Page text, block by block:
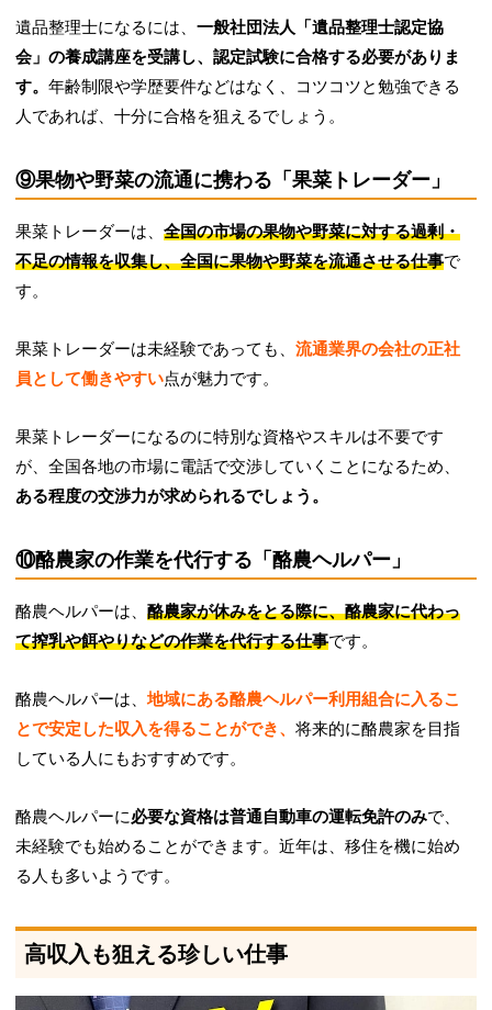
遺品整理士になるには、一般社団法人「遺品整理士認定協
会」の養成講座を受講し、認定試験に合格する必要がありま
す。年齢制限や学歴要件などはなく、コツコツと勉強できる
人であれば、十分に合格を狙えるでしょう。
⑨果物や野菜の流通に携わる「果菜トレーダー」
果菜トレーダーは、全国の市場の果物や野菜に対する過剰・
不足の情報を収集し、全国に果物や野菜を流通させる仕事で
す。
果菜トレーダーは未経験であっても、流通業界の会社の正社
員として働きやすい点が魅力です。
果菜トレーダーになるのに特別な資格やスキルは不要です
が、全国各地の市場に電話で交渉していくことになるため、
ある程度の交渉力が求められるでしょう。
⑩酪農家の作業を代行する「酪農ヘルパー」
酪農ヘルパーは、酪農家が休みをとる際に、酪農家に代わっ
て搾乳や餌やりなどの作業を代行する仕事です。
酪農ヘルパーは、地域にある酪農ヘルパー利用組合に入るこ
とで安定した収入を得ることができ、将来的に酪農家を目指
している人にもおすすめです。
酪農ヘルパーに必要な資格は普通自動車の運転免許のみで、
未経験でも始めることができます。近年は、移住を機に始め
る人も多いようです。
高収入も狙える珍しい仕事